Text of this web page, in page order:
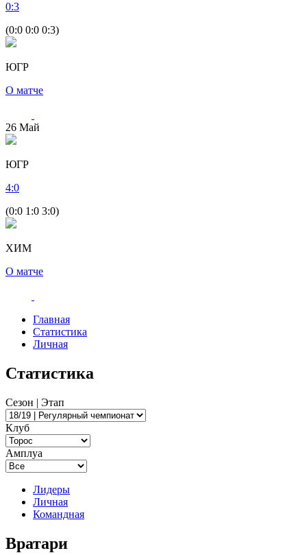
0:3
(0:0 0:0 0:3)
ЮГР
О матче
26 Май
ЮГР
4:0
(0:0 1:0 3:0)
ХИМ
О матче
Главная
Статистика
Личная
Статистика
Сезон | Этап
Клуб
Амплуа
Лидеры
Личная
Командная
Вратари